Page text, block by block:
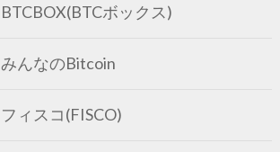
BTCBOX(BTCボックス)
みんなのBitcoin
フィスコ(FISCO)